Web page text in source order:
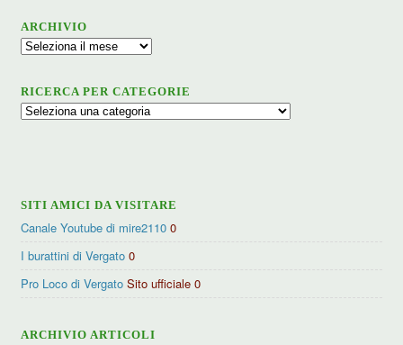
ARCHIVIO
Archivio
RICERCA PER CATEGORIE
Ricerca
SITI AMICI DA VISITARE
Canale Youtube di mire2110 0
I burattini di Vergato 0
Pro Loco di Vergato Sito ufficiale 0
ARCHIVIO ARTICOLI